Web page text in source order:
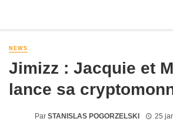
NEWS
Jimizz : Jacquie et
lance sa
Par STANISLAS POGORZELSKI 25